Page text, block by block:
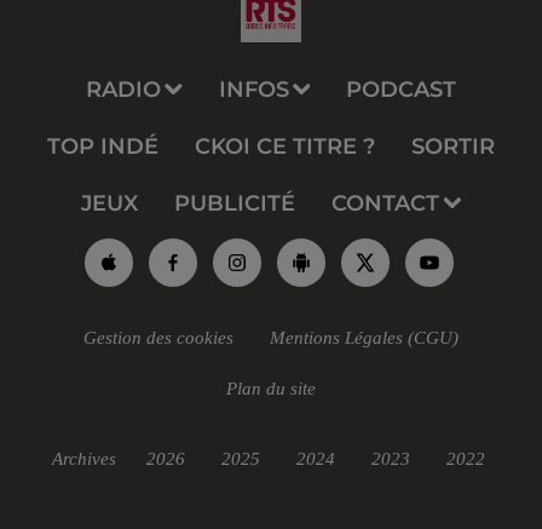
RADIO INFOS PODCAST
TOP INDÉ CKOI CE TITRE ? SORTIR
JEUX PUBLICITÉ CONTACT
Gestion des cookies Mentions Légales (CGU)
Plan du site
Archives 2026 2025 2024 2023 2022